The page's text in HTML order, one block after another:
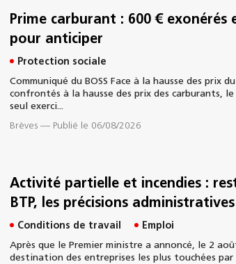
Prime carburant : 600 € exonérés
pour anticiper
Protection sociale
Communiqué du BOSS Face à la hausse des prix
confrontés à la hausse des prix des carburants,
seul exerci...
Brèves — Publié le 06/08/2026
Activité partielle et incendies :
BTP, les précisions administratives
Conditions de travail
Emploi
Après que le Premier ministre a annoncé, le 2
destination des entreprises les plus touchées par